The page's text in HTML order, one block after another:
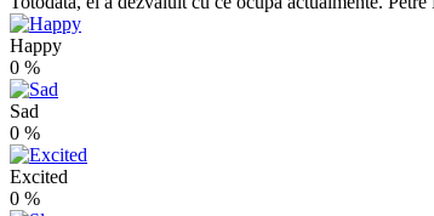
Happy
0 %
Sad
0 %
Excited
0 %